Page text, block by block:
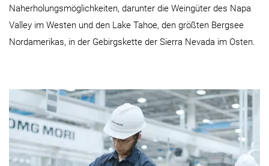
Naherholungsmöglichkeiten, darunter die Weingüter des Napa
Valley im Westen und den Lake Tahoe, den größten Bergsee
Nordamerikas, in der Gebirgskette der Sierra Nevada im Osten.